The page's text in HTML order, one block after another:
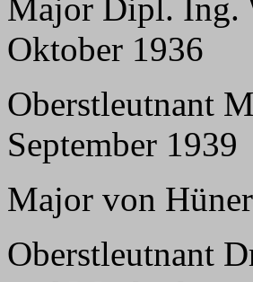
Major Dipl. Ing.
Oktober 1936
Oberstleutnant
September 1939
Major von
Oberstleutnant